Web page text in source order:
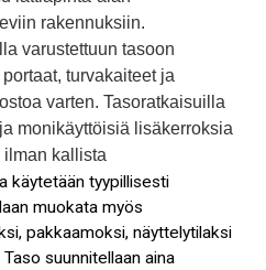
rakennuksiin.
varustettuun tasoon
turvakaiteet ja
varten. Tasoratkaisuilla
monikäyttöisiä lisäkerroksia
kallista
käytetään tyypillisesti
muokata myös
pakkaamoksi, näyttelytilaksi
suunnitellaan aina